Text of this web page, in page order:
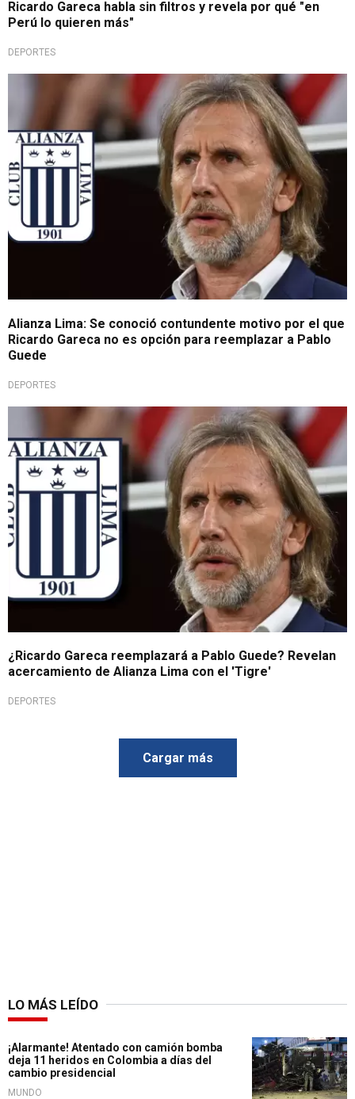
Ricardo Gareca habla sin filtros y revela por qué "en
Perú lo quieren más"
DEPORTES
Alianza Lima: Se conoció contundente motivo por el que
Ricardo Gareca no es opción para reemplazar a Pablo
Guede
DEPORTES
Bomba en La Victoria
¿Ricardo Gareca reemplazará a Pablo Guede? Revelan
acercamiento de Alianza Lima con el 'Tigre'
DEPORTES
Cargar más
LO MÁS LEÍDO
¡Alarmante! Atentado con camión bomba
deja 11 heridos en Colombia a días del
cambio presidencial
MUNDO